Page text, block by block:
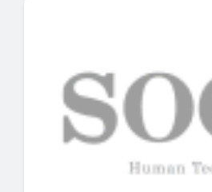
INICIO
EMPRESAS
GUÍA DE COMPRA